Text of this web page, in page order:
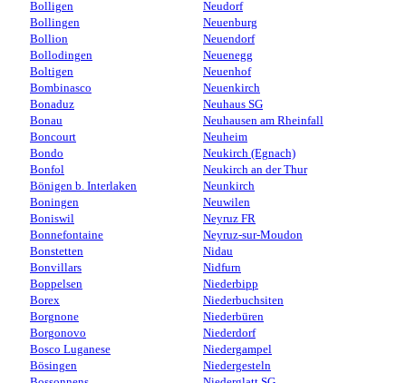
Bolligen
Bollingen
Bollion
Bollodingen
Boltigen
Bombinasco
Bonaduz
Bonau
Boncourt
Bondo
Bonfol
Bönigen b. Interlaken
Boningen
Boniswil
Bonnefontaine
Bonstetten
Bonvillars
Boppelsen
Borex
Borgnone
Borgonovo
Bosco Luganese
Bösingen
Neudorf
Neuenburg
Neuendorf
Neuenegg
Neuenhof
Neuenkirch
Neuhaus SG
Neuhausen am Rheinfall
Neuheim
Neukirch (Egnach)
Neukirch an der Thur
Neunkirch
Neuwilen
Neyruz FR
Neyruz-sur-Moudon
Nidau
Nidfurn
Niederbipp
Niederbuchsiten
Niederbüren
Niederdorf
Niedergampel
Niedergesteln